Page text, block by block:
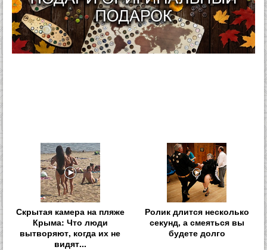
Скрытая камера на пляже
Крыма: Что люди
вытворяют, когда их не
видят...
Ролик длится несколько
секунд, а смеяться вы
будете долго